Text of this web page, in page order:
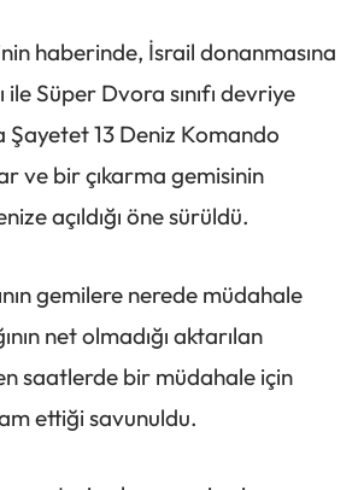
haberinde, İsrail donanmasına
Süper Dvora sınıfı devriye
Şayetet 13 Deniz Komando
ve bir çıkarma gemisinin
açıldığı öne sürüldü.
gemilere nerede müdahale
net olmadığı aktarılan
saatlerde bir müdahale için
ettiği savunuldu.